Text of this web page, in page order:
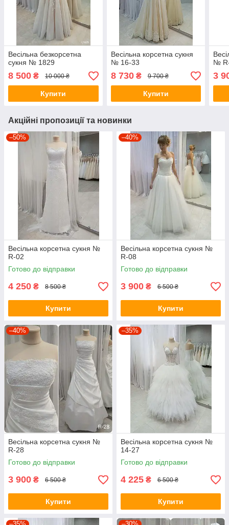
Весільна безкорсетна
сукня № 1829
8 500 ₴ 10 000 ₴
Купити
Весільна корсетна сукня
№ 16-33
8 730₴ 9 700 ₴
Купити
№
3
Акційні пропозиції та новинки
–50%
Весільна корсетна сукня №
R-02
Готово до відправки
4 250 ₴ 8 500 ₴
Купити
–40%
Весільна корсетна сукня №
R-08
Готово до відправки
3 900 ₴ 6 500 ₴
Купити
–40%
Весільна корсетна сукня №
R-28
Готово до відправки
3 900 ₴ 6 500 ₴
Купити
–35%
Весільна корсетна сукня №
14-27
Готово до відправки
4 225 ₴ 6 500 ₴
Купити